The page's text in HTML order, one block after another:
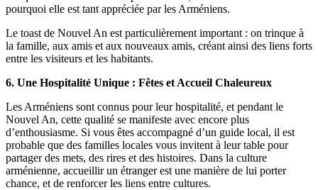
pourquoi elle est tant appréciée par les Arméniens.
Le toast de Nouvel An est particulièrement important : on trinque à
la famille, aux amis et aux nouveaux amis, créant ainsi des liens forts
entre les visiteurs et les habitants.
6. Une Hospitalité Unique : Fêtes et Accueil Chaleureux
Les Arméniens sont connus pour leur hospitalité, et pendant le
Nouvel An, cette qualité se manifeste avec encore plus
d’enthousiasme. Si vous êtes accompagné d’un guide local, il est
probable que des familles locales vous invitent à leur table pour
partager des mets, des rires et des histoires. Dans la culture
arménienne, accueillir un étranger est une manière de lui porter
chance, et de renforcer les liens entre cultures.